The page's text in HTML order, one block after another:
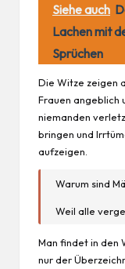
Siehe auch
Lachen mit
Sprüchen
Die Witze zeigen
Frauen angeblich
niemanden
bringen und
aufzeigen.
Warum sind
Weil alle
Man findet in den
nur der